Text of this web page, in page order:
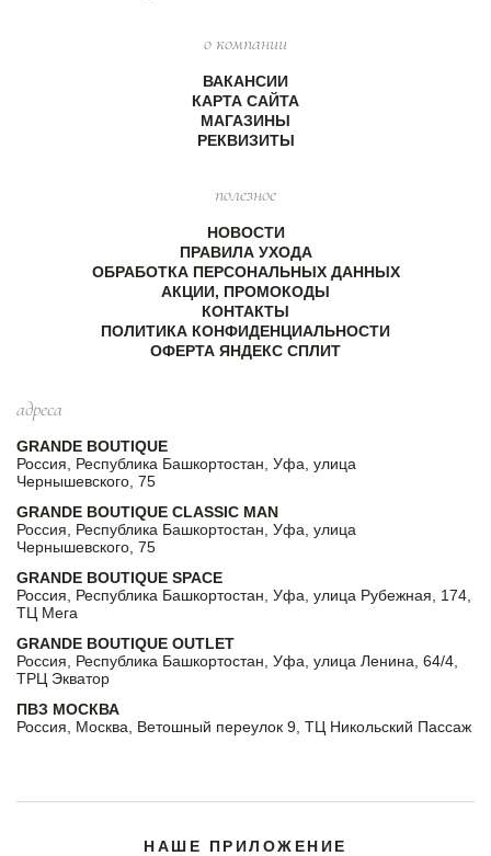
о компании
ВАКАНСИИ
КАРТА САЙТА
МАГАЗИНЫ
РЕКВИЗИТЫ
полезное
НОВОСТИ
ПРАВИЛА УХОДА
ОБРАБОТКА ПЕРСОНАЛЬНЫХ ДАННЫХ
АКЦИИ, ПРОМОКОДЫ
КОНТАКТЫ
ПОЛИТИКА КОНФИДЕНЦИАЛЬНОСТИ
ОФЕРТА ЯНДЕКС СПЛИТ
адреса
GRANDE BOUTIQUE
Россия, Республика Башкортостан, Уфа, улица
Чернышевского, 75
GRANDE BOUTIQUE CLASSIC MAN
Россия, Республика Башкортостан, Уфа, улица
Чернышевского, 75
GRANDE BOUTIQUE SPACE
Россия, Республика Башкортостан, Уфа, улица Рубежная, 174,
ТЦ Мега
GRANDE BOUTIQUE OUTLET
Россия, Республика Башкортостан, Уфа, улица Ленина, 64/4,
ТРЦ Экватор
ПВЗ МОСКВА
Россия, Москва, Ветошный переулок 9, ТЦ Никольский Пассаж
НАШЕ ПРИЛОЖЕНИЕ